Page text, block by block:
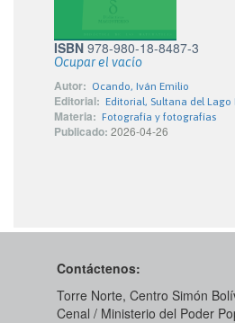
ISBN 978-980-18-8487-3
Ocupar el vacío
Autor: Ocando, Iván Emilio
Editorial: Editorial, Sultana del Lago
Materia: Fotografía y fotografías
Publicado: 2026-04-26
Contáctenos:
Torre Norte, Centro Simón
Cenal / Ministerio del Poder